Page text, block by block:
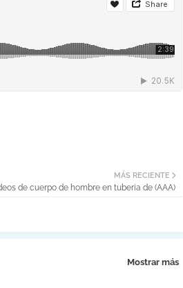
MÁS RECIENTE
de cuerpo de hombre en tuberia de (AAA)
Mostrar más